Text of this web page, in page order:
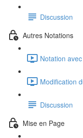
Discussion
Autres Notations
Notation
Modification
Discussion
Mise en Page